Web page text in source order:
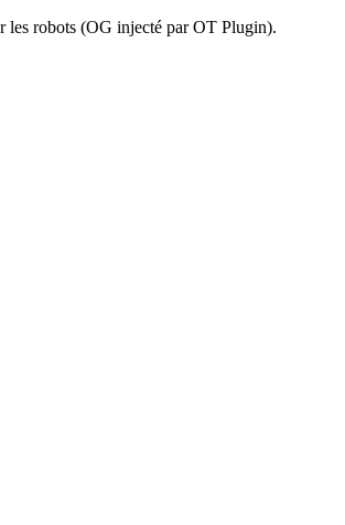
les robots (OG injecté par OT Plugin).